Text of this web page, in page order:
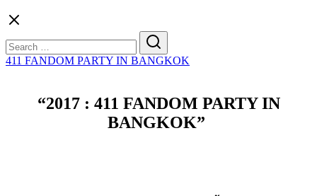
for:
411 FANDOM PARTY IN BANGKOK
“2017 : 411 FANDOM PARTY IN
BANGKOK”